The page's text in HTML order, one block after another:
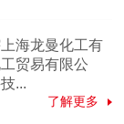
海龙曼化工有
贸易有限公
...
了解更多